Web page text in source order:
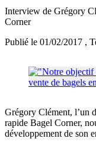
Interview de Grégory
Corner
Publié le 01/02/2017 ,
Grégory Clément, l’un
rapide Bagel Corner,
développement de son